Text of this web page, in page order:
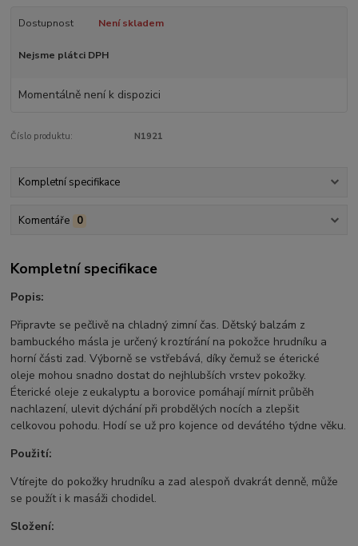
Dostupnost Není skladem
Nejsme plátci DPH
Momentálně není k dispozici
Číslo produktu: N1921
Kompletní specifikace
Komentáře 0
Kompletní specifikace
Popis:
Připravte se pečlivě na chladný zimní čas. Dětský balzám z
bambuckého másla je určený k roztírání na pokožce hrudníku a
horní části zad. Výborně se vstřebává, díky čemuž se éterické
oleje mohou snadno dostat do nejhlubších vrstev pokožky.
Éterické oleje z eukalyptu a borovice pomáhají mírnit průběh
nachlazení, ulevit dýchání při probdělých nocích a zlepšit
celkovou pohodu. Hodí se už pro kojence od devátého týdne věku.
Použití:
Vtírejte do pokožky hrudníku a zad alespoň dvakrát denně, může
se použít i k masáži chodidel.
Složení: